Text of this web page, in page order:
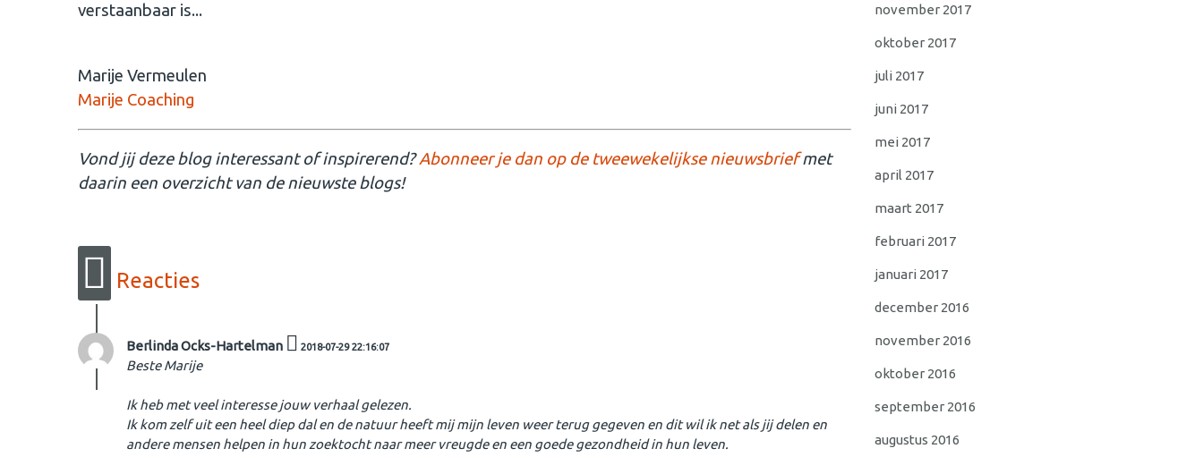
verstaanbaar is...
Marije Vermeulen
Marije Coaching
Vond jij deze blog interessant of inspirerend?Abonneer je dan op de tweewekelijkse nieuwsbriefmet
daarin een overzicht van de nieuwste blogs!
Reacties
Berlinda Ocks-Hartelman 2018-07-29 22:16:07
Beste Marije
Ik heb met veel interesse jouw verhaal gelezen.
Ik kom zelf uit een heel diep dal en de natuur heeft mij mijn leven weer terug gegeven en dit wil ik net als jij delen en
andere mensen helpen in hun zoektocht naar meer vreugde en een goede gezondheid in hun leven.
november 2017
oktober 2017
juli 2017
juni 2017
mei 2017
april 2017
maart 2017
februari 2017
januari 2017
december 2016
november 2016
oktober 2016
september 2016
augustus 2016